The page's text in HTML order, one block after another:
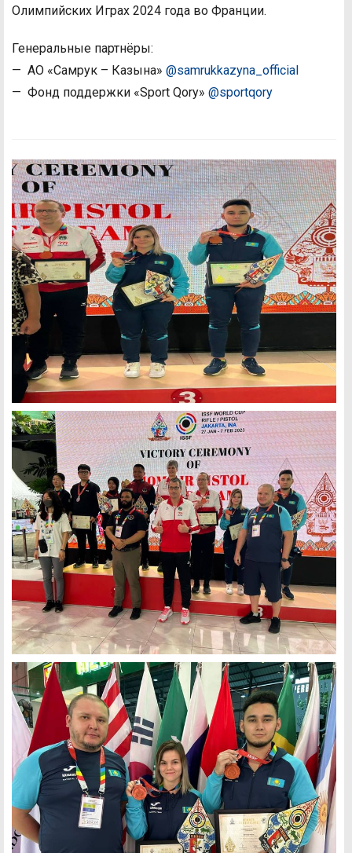
Олимпийских Играх 2024 года во Франции.
Генеральные партнёры:
— АО «Самрук – Казына» @samrukkazyna_official
— Фонд поддержки «Sport Qory» @sportqory